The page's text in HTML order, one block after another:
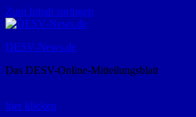
Zum Inhalt springen
DESV-News.de
Das DESV-Online-Mitteilungsblatt
hier klicken